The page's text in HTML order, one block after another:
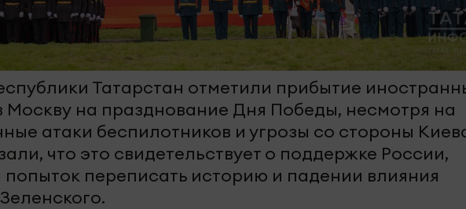
Татарстан отметили прибытие
Москву на празднование Дня Победы, несмотря на
атаки беспилотников и угрозы со стороны
что это свидетельствует о поддержке России,
переписать историю и падении влияния